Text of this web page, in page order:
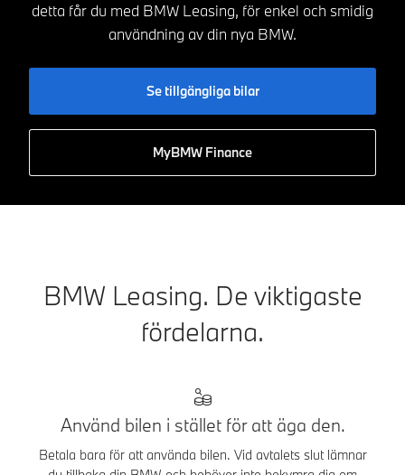
detta får du med BMW Leasing, för enkel och smidig
användning av din nya BMW.
Se tillgängliga bilar
MyBMW Finance
BMW Leasing. De viktigaste
fördelarna.
Använd bilen i stället för att äga den.
Betala bara för att använda bilen. Vid avtalets slut lämnar